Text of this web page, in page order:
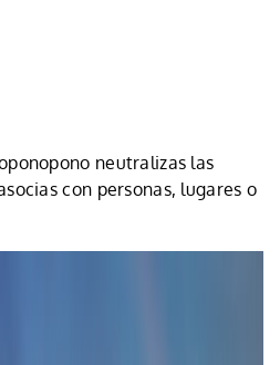
neutralizas las
con personas, lugares o